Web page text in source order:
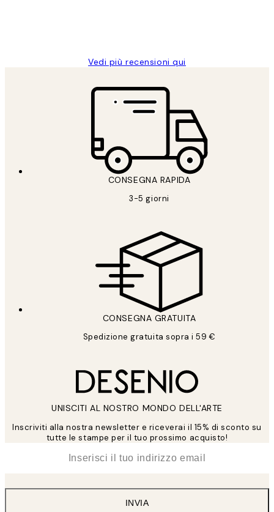
Vedi più recensioni qui
CONSEGNA RAPIDA
3-5 giorni
CONSEGNA GRATUITA
Spedizione gratuita sopra i 59 €
UNISCITI AL NOSTRO MONDO DELL'ARTE
Inscriviti alla nostra newsletter e riceverai il 15% di sconto su
tutte le stampe per il tuo prossimo acquisto!
INVIA